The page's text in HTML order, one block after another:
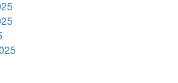
বৃষ্টি থামার নাম নেই, পথে পথে